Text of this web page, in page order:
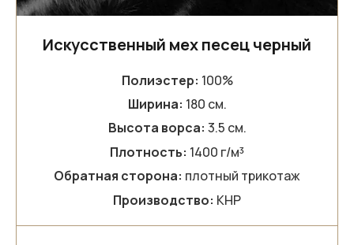
Искусственный мех песец черный
Полиэстер: 100%
Ширина: 180 см.
Высота ворса: 3.5 см.
Плотность: 1400 г/м³
Обратная сторона: плотный трикотаж
Производство: КНР